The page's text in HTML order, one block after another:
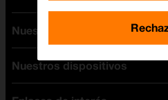
Nuestras tarifas
Tarifas Orange
Tarifas fibra y móvil
Nuestros dispositivos